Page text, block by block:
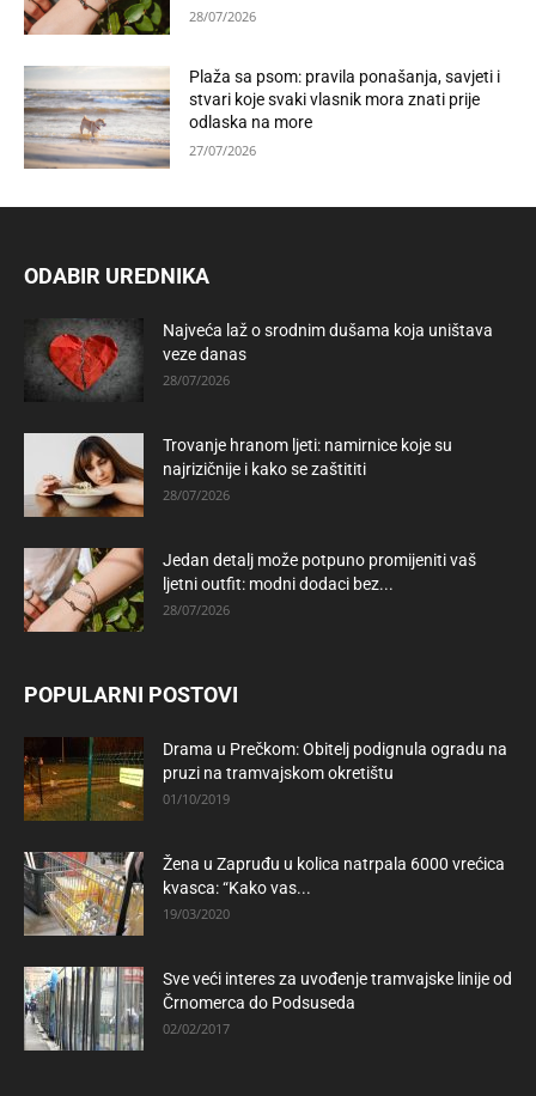
28/07/2026
Plaža sa psom: pravila ponašanja, savjeti i
stvari koje svaki vlasnik mora znati prije
odlaska na more
27/07/2026
ODABIR UREDNIKA
Najveća laž o srodnim dušama koja uništava
veze danas
28/07/2026
Trovanje hranom ljeti: namirnice koje su
najrizičnije i kako se zaštititi
28/07/2026
Jedan detalj može potpuno promijeniti vaš
ljetni outfit: modni dodaci bez...
28/07/2026
POPULARNI POSTOVI
Drama u Prečkom: Obitelj podignula ogradu na
pruzi na tramvajskom okretištu
01/10/2019
Žena u Zapruđu u kolica natrpala 6000 vrećica
kvasca: “Kako vas...
19/03/2020
Sve veći interes za uvođenje tramvajske linije od
Črnomerca do Podsuseda
02/02/2017